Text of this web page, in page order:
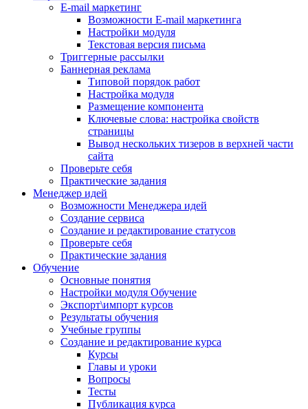
E-mail маркетинг
Возможности E-mail маркетинга
Настройки модуля
Текстовая версия письма
Триггерные рассылки
Баннерная реклама
Типовой порядок работ
Настройка модуля
Размещение компонента
Ключевые слова: настройка свойств
страницы
Вывод нескольких тизеров в верхней части
сайта
Проверьте себя
Практические задания
Менеджер идей
Возможности Менеджера идей
Создание сервиса
Создание и редактирование статусов
Проверьте себя
Практические задания
Обучение
Основные понятия
Настройки модуля Обучение
Экспорт\импорт курсов
Результаты обучения
Учебные группы
Создание и редактирование курса
Курсы
Главы и уроки
Вопросы
Тесты
Публикация курса